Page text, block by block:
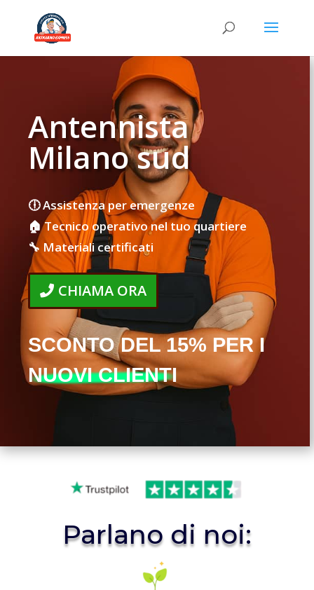
Antennista
Milano sud
🕕 Assistenza per emergenze
🏠 Tecnico operativo nel tuo quartiere
🔧 Materiali certificati
CHIAMA ORA
SCONTO DEL 15% PER I
NUOVI CLIENTI
Parlano di noi: